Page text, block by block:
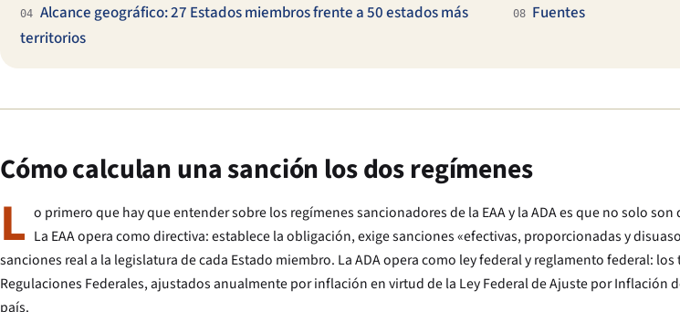
04 Alcance geográfico: 27 Estados miembros frente a 50 estados más
territorios
08 Fuentes
Cómo calculan una sanción los dos regímenes
L o primero que hay que entender sobre los regímenes sancionadores de la EAA y la ADA es que no solo
La EAA opera como directiva: establece la obligación, exige sanciones «efectivas, proporcionadas y
sanciones real a la legislatura de cada Estado miembro. La ADA opera como ley federal y reglamento federal:
Regulaciones Federales, ajustados anualmente por inflación en virtud de la Ley Federal de Ajuste por Inflación
país.